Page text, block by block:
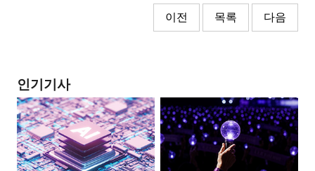
이전 목록 다음
인기기사